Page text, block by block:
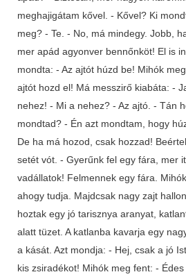
meghajigátam kővel. - Kővel? Ki
meg? - Te. - No, má mindegy. Jobb,
mer apád agyonver bennőnköt! El is
mondta: - Az ajtót húzd be! Mihók
ajtót hozd el! Má messzirő kiabáta: -
nehez! - Mi a nehez? - Az ajtó. - Tán
mondtad? - Én azt mondtam, hogy
De ha má hozod, csak hozzad!
setét vót. - Gyerűnk fel egy fára, mer
vadállatok! Felmennek egy fára.
ahogy tudja. Majdcsak nagy zajt
hoztak egy jó tarisznya aranyat,
alatt tüzet. A katlanba kavarja egy
a kását. Azt mondja: - Hej, csak a jó
kis zsiradékot! Mihók meg fent: -